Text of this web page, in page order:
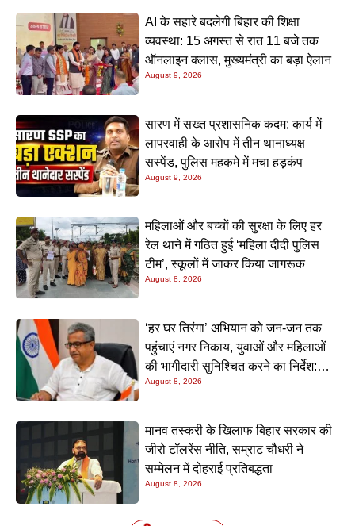
AI के सहारे बदलेगी बिहार की शिक्षा
व्यवस्था: 15 अगस्त से रात 11 बजे तक
ऑनलाइन क्लास, मुख्यमंत्री का बड़ा ऐलान
August 9, 2026
सारण में सख्त प्रशासनिक कदम: कार्य में
लापरवाही के आरोप में तीन थानाध्यक्ष
सस्पेंड, पुलिस महकमे में मचा हड़कंप
August 9, 2026
महिलाओं और बच्चों की सुरक्षा के लिए हर
रेल थाने में गठित हुई ‘महिला दीदी पुलिस
टीम’, स्कूलों में जाकर किया जागरूक
August 8, 2026
‘हर घर तिरंगा’ अभियान को जन-जन तक
पहुंचाएं नगर निकाय, युवाओं और महिलाओं
की भागीदारी सुनिश्चित करने का निर्देश:
नीतीश मिश्रा
August 8, 2026
मानव तस्करी के खिलाफ बिहार सरकार की
जीरो टॉलरेंस नीति, सम्राट चौधरी ने
सम्मेलन में दोहराई प्रतिबद्धता
August 8, 2026